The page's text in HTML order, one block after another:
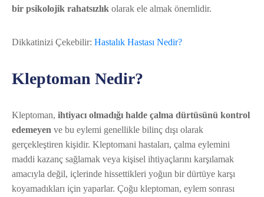
bir psikolojik rahatsızlık olarak ele almak önemlidir.
Dikkatinizi Çekebilir: Hastalık Hastası Nedir?
Kleptoman Nedir?
Kleptoman, ihtiyacı olmadığı halde çalma dürtüsünü kontrol
edemeyen ve bu eylemi genellikle bilinç dışı olarak
gerçekleştiren kişidir. Kleptomani hastaları, çalma eylemini
maddi kazanç sağlamak veya kişisel ihtiyaçlarını karşılamak
amacıyla değil, içlerinde hissettikleri yoğun bir dürtüye karşı
koyamadıkları için yaparlar. Çoğu kleptoman, eylem sonrası